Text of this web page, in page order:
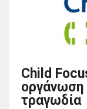
Child
οργάνωση
τραγωδία